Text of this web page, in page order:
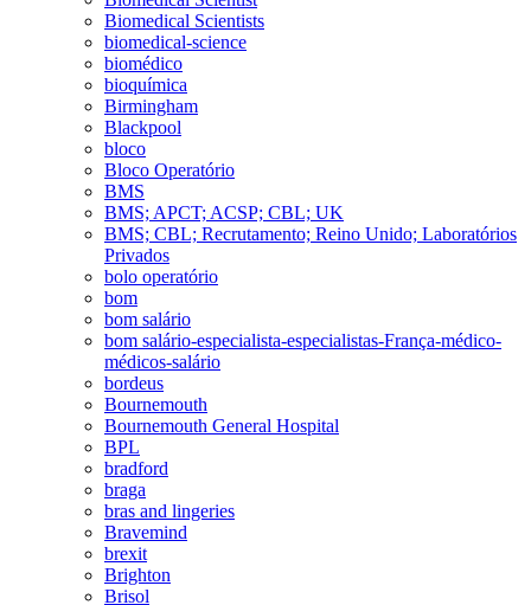
Biomedical Scientists
biomedical-science
biomédico
bioquímica
Birmingham
Blackpool
bloco
Bloco Operatório
BMS
BMS; APCT; ACSP; CBL; UK
BMS; CBL; Recrutamento; Reino Unido; Laboratórios
Privados
bolo operatório
bom
bom salário
bom salário-especialista-especialistas-França-médico-
médicos-salário
bordeus
Bournemouth
Bournemouth General Hospital
BPL
bradford
braga
bras and lingeries
Bravemind
brexit
Brighton
Brisol